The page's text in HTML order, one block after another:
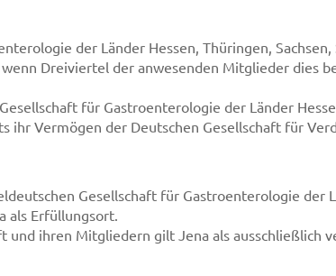
der Länder Hessen, Thüringen,
Dreiviertel der anwesenden Mitglieder dies
für Gastroenterologie der Länder
ihr Vermögen der Deutschen Gesellschaft für
Gesellschaft für Gastroenterologie der
als Erfüllungsort.
und ihren Mitgliedern gilt Jena als ausschließlich